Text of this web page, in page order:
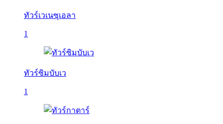
ทัวร์เวเนซุเอลา
1
ทัวร์ซิมบับเว
1